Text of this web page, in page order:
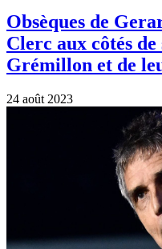
Julien Clerc à La
pour dire à mon
19 août 2023